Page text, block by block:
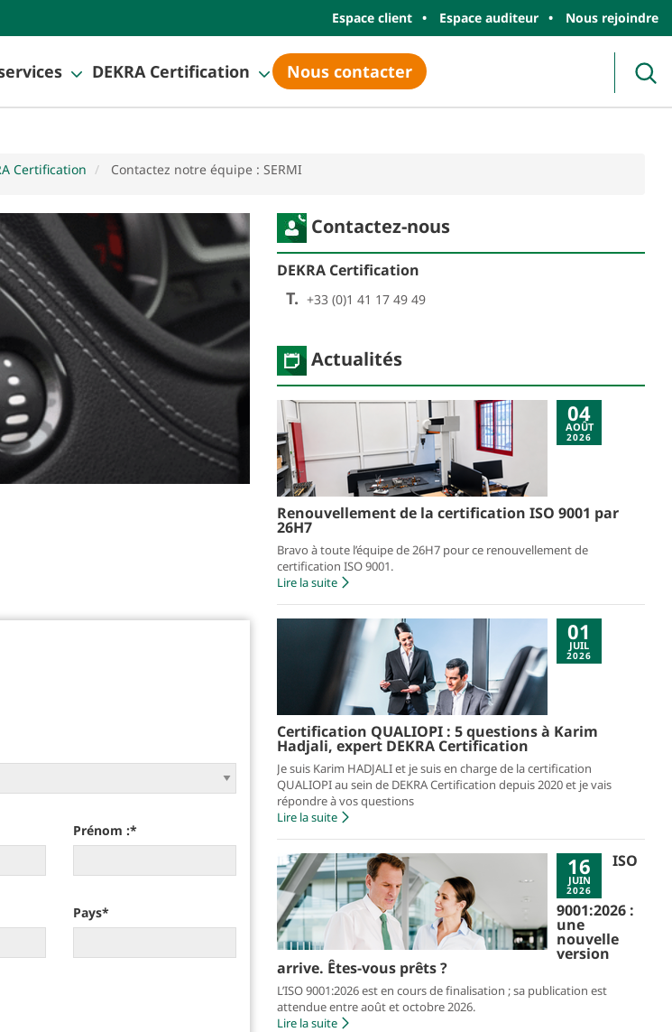
Espace client Espace auditeur Nous rejoindre
DEKRA Certification Nous contacter
Certification Contactez notre équipe : SERMI
Prénom :*
Pays*
Contactez-nous
DEKRA Certification
T. +33 (0)1 41 17 49 49
Actualités
04
AOÛT
2026
Renouvellement de la certification ISO 9001 par
26H7
Bravo à toute l’équipe de 26H7 pour ce renouvellement de
certification ISO 9001.
Lire la suite
01
JUIL
2026
Certification QUALIOPI : 5 questions à Karim
Hadjali, expert DEKRA Certification
Je suis Karim HADJALI et je suis en charge de la certification
QUALIOPI au sein de DEKRA Certification depuis 2020 et je vais
répondre à vos questions
Lire la suite
16
JUIN
2026
ISO
9001:2026 :
une
nouvelle
version
arrive. Êtes-vous prêts ?
L’ISO 9001:2026 est en cours de finalisation ; sa publication est
attendue entre août et octobre 2026.
Lire la suite